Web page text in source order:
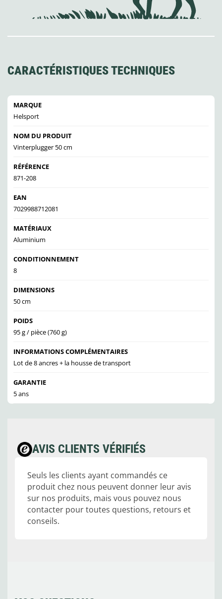
CARACTÉRISTIQUES TECHNIQUES
MARQUE
Helsport
NOM DU PRODUIT
Vinterplugger 50 cm
RÉFÉRENCE
871-208
EAN
7029988712081
MATÉRIAUX
Aluminium
CONDITIONNEMENT
8
DIMENSIONS
50 cm
POIDS
95 g / pièce (760 g)
INFORMATIONS COMPLÉMENTAIRES
Lot de 8 ancres + la housse de transport
GARANTIE
5 ans
AVIS CLIENTS VÉRIFIÉS
Seuls les clients ayant commandés ce
produit chez nous peuvent donner leur avis
sur nos produits, mais vous pouvez nous
contacter pour toutes questions, retours et
conseils.